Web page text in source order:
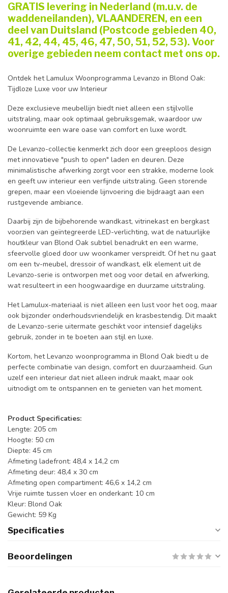
GRATIS levering in Nederland (m.u.v. de
waddeneilanden), VLAANDEREN, en een
deel van Duitsland (Postcode gebieden 40,
41, 42, 44, 45, 46, 47, 50, 51, 52, 53). Voor
overige gebieden neem contact met ons op.
Ontdek het Lamulux Woonprogramma Levanzo in Blond Oak:
Tijdloze Luxe voor uw Interieur
Deze exclusieve meubellijn biedt niet alleen een stijlvolle
uitstraling, maar ook optimaal gebruiksgemak, waardoor uw
woonruimte een ware oase van comfort en luxe wordt.
De Levanzo-collectie kenmerkt zich door een greeploos design
met innovatieve "push to open" laden en deuren. Deze
minimalistische afwerking zorgt voor een strakke, moderne look
en geeft uw interieur een verfijnde uitstraling. Geen storende
grepen, maar een vloeiende lijnvoering die bijdraagt aan een
rustgevende ambiance.
Daarbij zijn de bijbehorende wandkast, vitrinekast en bergkast
voorzien van geïntegreerde LED-verlichting, wat de natuurlijke
houtkleur van Blond Oak subtiel benadrukt en een warme,
sfeervolle gloed door uw woonkamer verspreidt. Of het nu gaat
om een tv-meubel, dressoir of wandkast, elk element uit de
Levanzo-serie is ontworpen met oog voor detail en afwerking,
wat resulteert in een hoogwaardige en duurzame uitstraling.
Het Lamulux-materiaal is niet alleen een lust voor het oog, maar
ook bijzonder onderhoudsvriendelijk en krasbestendig. Dit maakt
de Levanzo-serie uitermate geschikt voor intensief dagelijks
gebruik, zonder in te boeten aan stijl en luxe.
Kortom, het Levanzo woonprogramma in Blond Oak biedt u de
perfecte combinatie van design, comfort en duurzaamheid. Gun
uzelf een interieur dat niet alleen indruk maakt, maar ook
uitnodigt om te ontspannen en te genieten van het moment.
Product Specificaties:
Lengte: 205 cm
Hoogte: 50 cm
Diepte: 45 cm
Afmeting ladefront: 48,4 x 14,2 cm
Afmeting deur: 48,4 x 30 cm
Afmeting open compartiment: 46,6 x 14,2 cm
Vrije ruimte tussen vloer en onderkant: 10 cm
Kleur: Blond Oak
Gewicht: 59 Kg
Specificaties
Beoordelingen